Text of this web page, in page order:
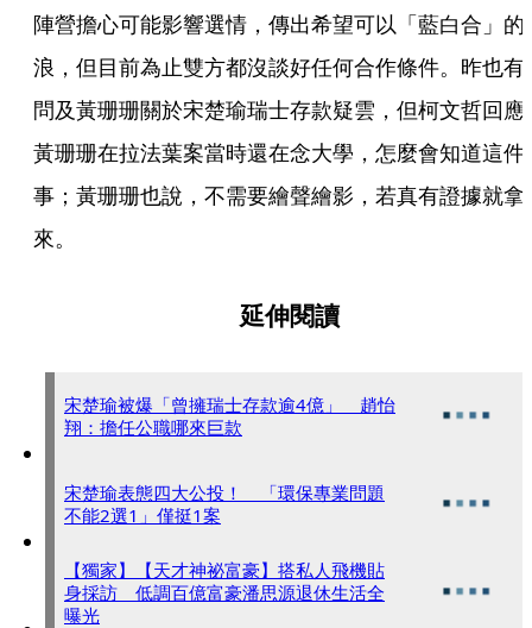
陣營擔心可能影響選情，傳出希望可以「藍白合」的
浪，但目前為止雙方都沒談好任何合作條件。昨也有
問及黃珊珊關於宋楚瑜瑞士存款疑雲，但柯文哲回應
黃珊珊在拉法葉案當時還在念大學，怎麼會知道這件
事；黃珊珊也說，不需要繪聲繪影，若真有證據就拿
來。
延伸閱讀
宋楚瑜被爆「曾擁瑞士存款逾4億」 趙怡
翔：擔任公職哪來巨款
宋楚瑜表態四大公投！ 「環保專業問題
不能2選1」僅挺1案
【獨家】【天才神祕富豪】搭私人飛機貼
身採訪 低調百億富豪潘思源退休生活全
曝光